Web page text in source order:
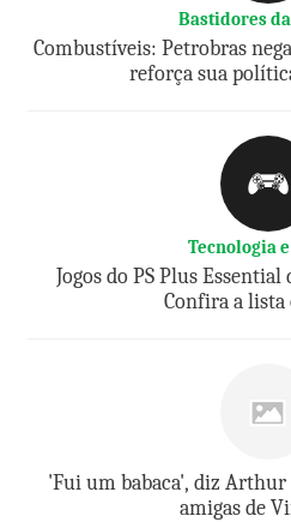
Bastidores
Combustíveis: Petrobras
reforça sua
Tecnologia
Jogos do PS Plus
Confira a
'Fui um babaca', diz
amigas de